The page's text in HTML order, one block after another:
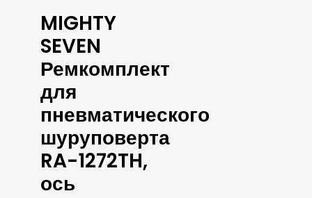
MIGHTY
SEVEN
Ремкомплект
для
пневматического
шуруповерта
RA-1272TH,
ось